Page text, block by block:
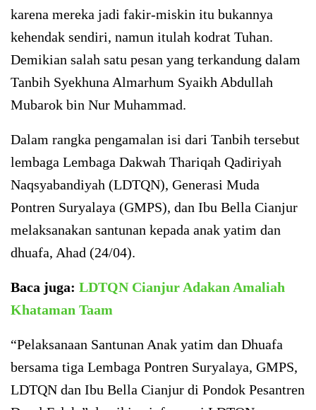
karena mereka jadi fakir-miskin itu bukannya
kehendak sendiri, namun itulah kodrat Tuhan.
Demikian salah satu pesan yang terkandung dalam
Tanbih Syekhuna Almarhum Syaikh Abdullah
Mubarok bin Nur Muhammad.
Dalam rangka pengamalan isi dari Tanbih tersebut
lembaga Lembaga Dakwah Thariqah Qadiriyah
Naqsyabandiyah (LDTQN), Generasi Muda
Pontren Suryalaya (GMPS), dan Ibu Bella Cianjur
melaksanakan santunan kepada anak yatim dan
dhuafa, Ahad (24/04).
Baca juga: LDTQN Cianjur Adakan Amaliah
Khataman Taam
“Pelaksanaan Santunan Anak yatim dan Dhuafa
bersama tiga Lembaga Pontren Suryalaya, GMPS,
LDTQN dan Ibu Bella Cianjur di Pondok Pesantren